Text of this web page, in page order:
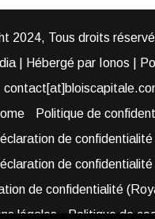
2024, Tous droits
| Hébergé par Ionos |
Politique de
de
de
de confidentialité
légales
Politique de